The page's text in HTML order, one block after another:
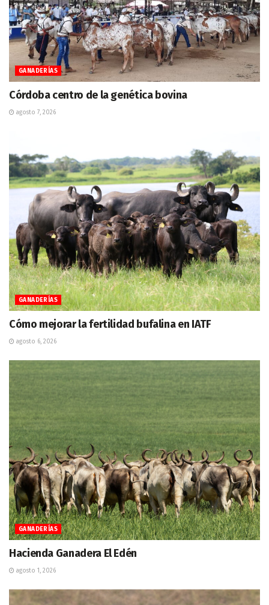
GANADERÍAS
Córdoba centro de la genética bovina
agosto 7, 2026
GANADERÍAS
Cómo mejorar la fertilidad bufalina en IATF
agosto 6, 2026
GANADERÍAS
Hacienda Ganadera El Edén
agosto 1, 2026